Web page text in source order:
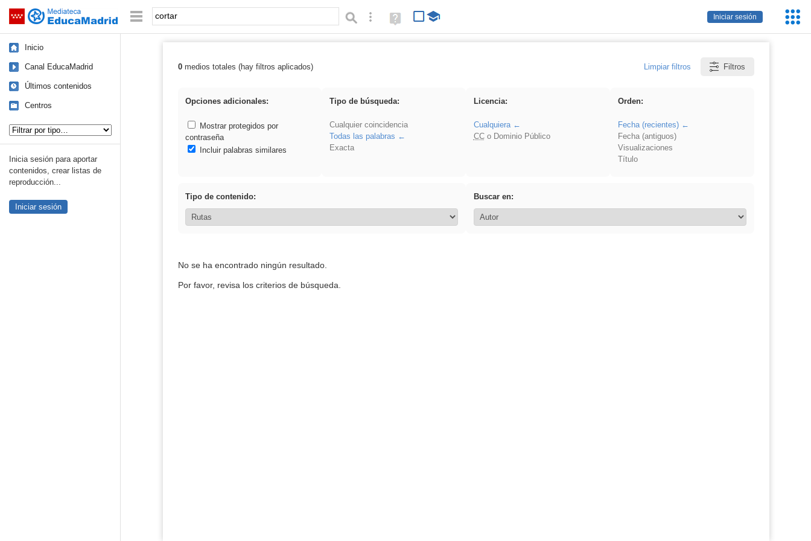
Saltar navegación
Iniciar sesión
Palabra o frase: Búsqueda avanzada
Ayuda
(en
Inicio
Canal EducaMadrid
Últimos contenidos
Centros
Inicia sesión para aportar
contenidos, crear listas de
reproducción...
Iniciar sesión
Resultados de: cortar
0medios totales (hay filtros aplicados) Limpiar filtros Filtros
Opciones adicionales:
Mostrar protegidos por
contraseña
Incluir palabras similares
Tipo de búsqueda:
Cualquier coincidencia
Todas las palabras
Exacta
Licencia:
Cualquiera
CCo Dominio Público
Orden:
Fecha (recientes)
Fecha (antiguos)
Visualizaciones
Título
Tipo de contenido: Buscar en:
No se ha encontrado ningún resultado.
Por favor, revisa los criterios de búsqueda.